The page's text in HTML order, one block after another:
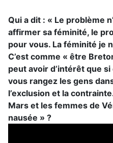
Qui a dit : « Le problème
affirmer sa féminité, le
pour vous. La féminité je
C’est comme « être
peut avoir d’intérêt que
vous rangez les gens
l’exclusion et la
Mars et les femmes de
nausée » ?